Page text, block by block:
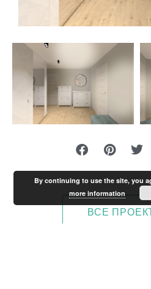
ВСЕ
By continuing to use the site, you
more information